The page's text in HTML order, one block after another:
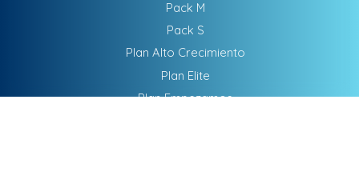
Pack M
Pack S
Plan Alto Crecimiento
Plan Elite
Plan Empezamos